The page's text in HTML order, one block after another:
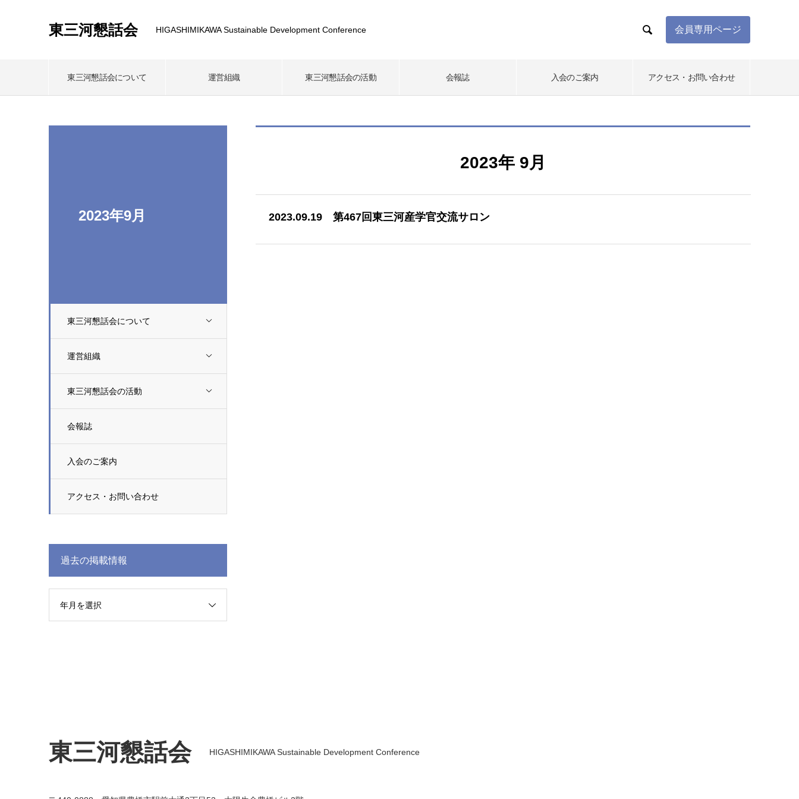
東三河懇話会 HIGASHIMIKAWA Sustainable Development Conference  会員専用ページ
東三河懇話会について 運営組織 東三河懇話会の活動 会報誌 入会のご案内 アクセス・お問い合わせ
2023年9月
東三河懇話会について
運営組織
東三河懇話会の活動
会報誌
入会のご案内
アクセス・お問い合わせ
2023年 9月
2023.09.19 第467回東三河産学官交流サロン
過去の掲載情報
年月を選択
東三河懇話会 HIGASHIMIKAWA Sustainable Development Conference